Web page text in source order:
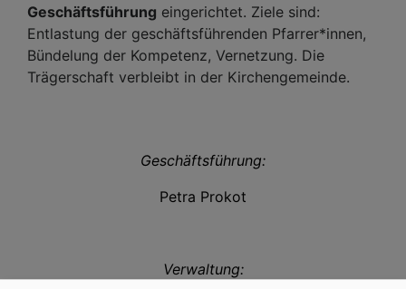
Geschäftsführung eingerichtet. Ziele sind:
Entlastung der geschäftsführenden Pfarrer*innen,
Bündelung der Kompetenz, Vernetzung. Die
Trägerschaft verbleibt in der Kirchengemeinde.
Geschäftsführung:
Petra Prokot
Verwaltung: